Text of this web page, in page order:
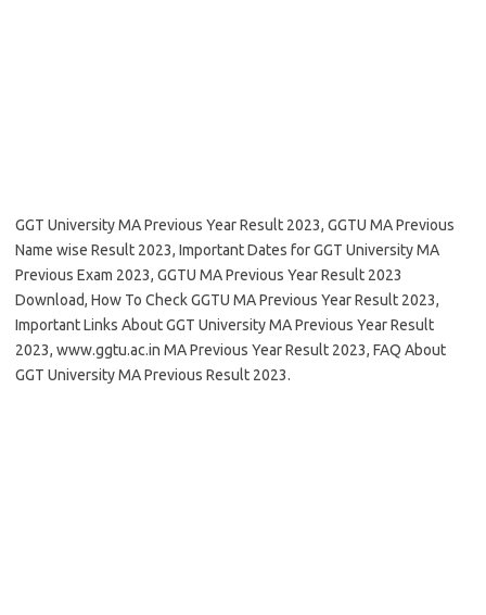
GGT University MA Previous Year Result 2023, GGTU MA Previous
Name wise Result 2023, Important Dates for GGT University MA
Previous Exam 2023, GGTU MA Previous Year Result 2023
Download, How To Check GGTU MA Previous Year Result 2023,
Important Links About GGT University MA Previous Year Result
2023, www.ggtu.ac.in MA Previous Year Result 2023, FAQ About
GGT University MA Previous Result 2023.